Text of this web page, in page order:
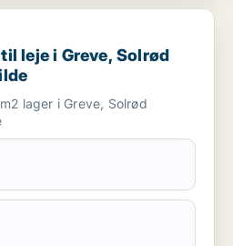
Greve, Solrød Strand eller Roskilde
leje i Greve, Solrød
lager i Greve, Solrød